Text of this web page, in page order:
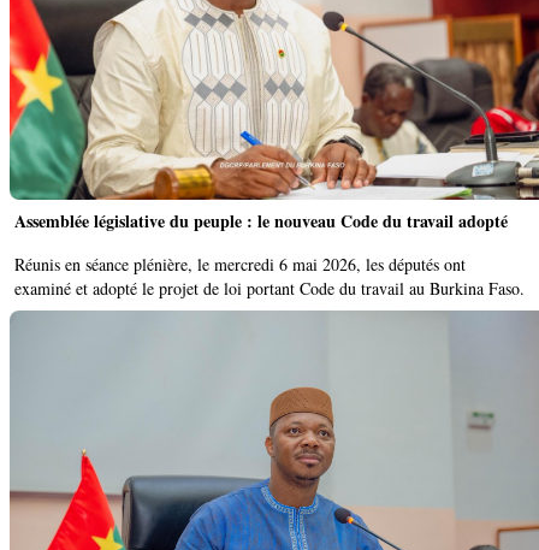
Assemblée législative du peuple : le nouveau Code du travail adopté ‎
‎Réunis en séance plénière, le mercredi 6 mai 2026, les députés ont
examiné et adopté le projet de loi portant Code du travail au Burkina Faso.